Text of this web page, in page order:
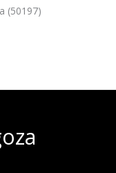
(50197)